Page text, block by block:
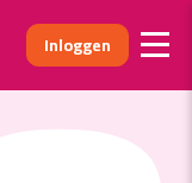
Inloggen